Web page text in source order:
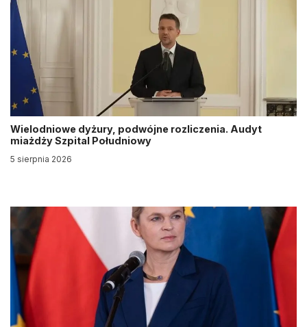
Wielodniowe dyżury, podwójne rozliczenia. Audyt
miażdży Szpital Południowy
5 sierpnia 2026